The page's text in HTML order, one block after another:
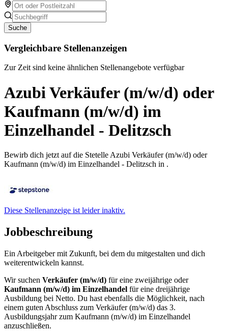
Suche
Vergleichbare Stellenanzeigen
Zur Zeit sind keine ähnlichen Stellenangebote verfügbar
Azubi Verkäufer (m/w/d) oder
Kaufmann (m/w/d) im
Einzelhandel - Delitzsch
Bewirb dich jetzt auf die Stetelle Azubi Verkäufer (m/w/d) oder
Kaufmann (m/w/d) im Einzelhandel - Delitzsch in .
Diese Stellenanzeige ist leider inaktiv.
Jobbeschreibung
Ein Arbeitgeber mit Zukunft, bei dem du mitgestalten und dich
weiterentwickeln kannst.
Wir suchen Verkäufer (m/w/d) für eine zweijährige oder
Kaufmann (m/w/d) im Einzelhandel für eine dreijährige
Ausbildung bei Netto. Du hast ebenfalls die Möglichkeit, nach
einem guten Abschluss zum Verkäufer (m/w/d) das 3.
Ausbildungsjahr zum Kaufmann (m/w/d) im Einzelhandel
anzuschließen.